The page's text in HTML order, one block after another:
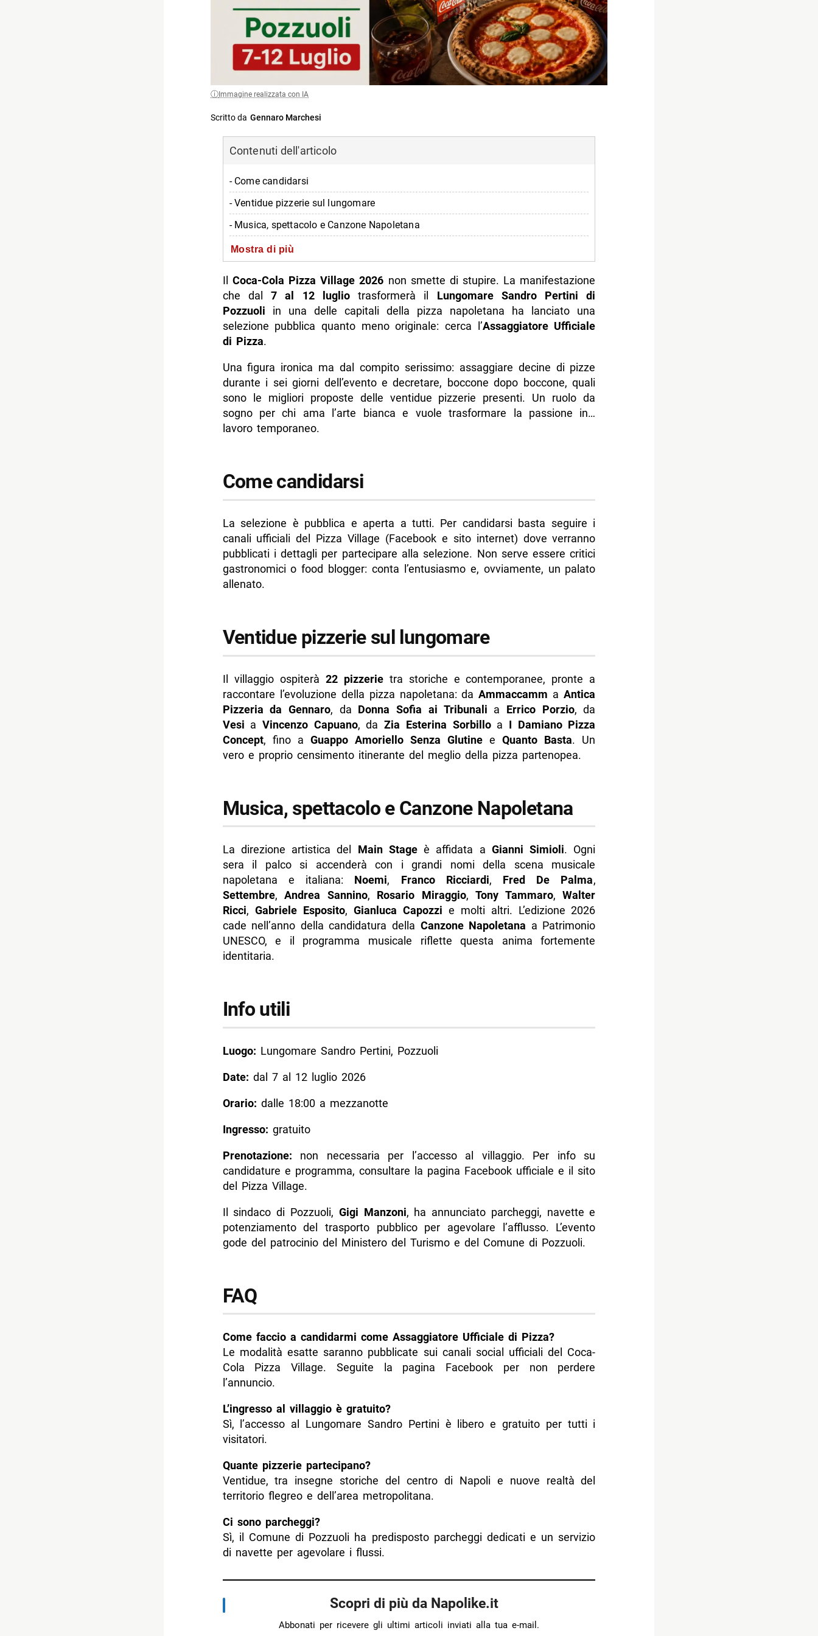
Immagine realizzata con IA
Scritto da Gennaro Marchesi
Contenuti dell'articolo
- Come candidarsi
- Ventidue pizzerie sul lungomare
- Musica, spettacolo e Canzone Napoletana
- Info utili
-- Scopri di più da Napolike.it
Mostra di più
Il Coca-Cola Pizza Village 2026 non smette di stupire. La manifestazione
che dal7 al 12 lugliotrasformerà il Lungomare Sandro Pertini di
Pozzuoli in una delle capitali della pizza napoletana ha lanciato una
selezione pubblica quanto meno originale: cerca l’Assaggiatore Ufficiale
di Pizza.
Una figura ironica ma dal compito serissimo: assaggiare decine di pizze
durante i sei giorni dell’evento e decretare, boccone dopo boccone, quali
sono le migliori proposte delle ventidue pizzerie presenti. Un ruolo da
sogno per chi ama l’arte bianca e vuole trasformare la passione in…
lavoro temporaneo.
Come candidarsi
La selezione è pubblica e aperta a tutti. Per candidarsi basta seguire i
canali ufficiali del Pizza Village (Facebook e sito internet) dove verranno
pubblicati i dettagli per partecipare alla selezione. Non serve essere critici
gastronomici o food blogger: conta l’entusiasmo e, ovviamente, un palato
allenato.
Ventidue pizzerie sul lungomare
Il villaggio ospiterà 22 pizzerietra storiche e contemporanee, pronte a
raccontare l’evoluzione della pizza napoletana: daAmmaccamm aAntica
Pizzeria da Gennaro, da Donna Sofia ai Tribunali a Errico Porzio, da
Vesi a Vincenzo Capuano, daZia Esterina Sorbilloa I Damiano Pizza
Concept, fino a Guappo Amoriello Senza Glutine eQuanto Basta. Un
vero e proprio censimento itinerante del meglio della pizza partenopea.
Musica, spettacolo e Canzone Napoletana
La direzione artistica del Main Stageè affidata a Gianni Simioli. Ogni
sera il palco si accenderà con i grandi nomi della scena musicale
napoletana e italiana: Noemi, Franco Ricciardi, Fred De Palma,
Settembre,Andrea Sannino, Rosario Miraggio,Tony Tammaro,Walter
Ricci, Gabriele Esposito, Gianluca Capozzi e molti altri. L’edizione 2026
cade nell’anno della candidatura della Canzone Napoletana a Patrimonio
UNESCO, e il programma musicale riflette questa anima fortemente
identitaria.
Info utili
Luogo: Lungomare Sandro Pertini, Pozzuoli
Date: dal 7 al 12 luglio 2026
Orario: dalle 18:00 a mezzanotte
Ingresso: gratuito
Prenotazione: non necessaria per l’accesso al villaggio. Per info su
candidature e programma, consultare la pagina Facebook ufficiale e il sito
del Pizza Village.
Il sindaco di Pozzuoli, Gigi Manzoni, ha annunciato parcheggi, navette e
potenziamento del trasporto pubblico per agevolare l’afflusso. L’evento
gode del patrocinio del Ministero del Turismo e del Comune di Pozzuoli.
FAQ
Come faccio a candidarmi come Assaggiatore Ufficiale di Pizza?
Le modalità esatte saranno pubblicate sui canali social ufficiali del Coca-
Cola Pizza Village. Seguite la pagina Facebook per non perdere
l’annuncio.
L’ingresso al villaggio è gratuito?
Sì, l’accesso al Lungomare Sandro Pertini è libero e gratuito per tutti i
visitatori.
Quante pizzerie partecipano?
Ventidue, tra insegne storiche del centro di Napoli e nuove realtà del
territorio flegreo e dell’area metropolitana.
Ci sono parcheggi?
Sì, il Comune di Pozzuoli ha predisposto parcheggi dedicati e un servizio
di navette per agevolare i flussi.
Scopri di più da Napolike.it
Abbonati per ricevere gli ultimi articoli inviati alla tua e-mail.